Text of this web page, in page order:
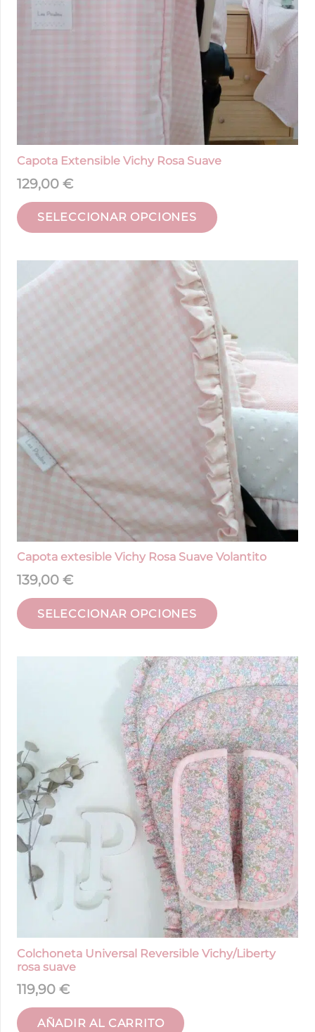
Capota Extensible Vichy Rosa Suave
129,00 €
SELECCIONAR OPCIONES
Capota extesible Vichy Rosa Suave Volantito
139,00 €
SELECCIONAR OPCIONES
Colchoneta Universal Reversible Vichy/Liberty
rosa suave
119,90 €
AÑADIR AL CARRITO